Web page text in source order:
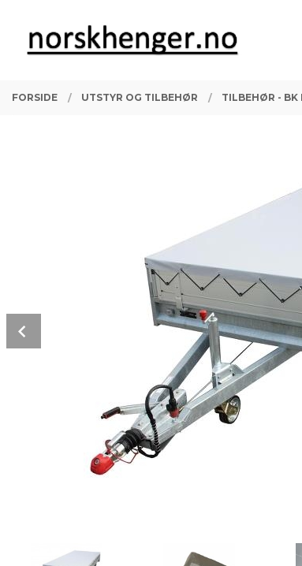
innholdet
PRODUKTER
FORSIDE UTSTYR OG TILBEHØR TILBEHØR - BK